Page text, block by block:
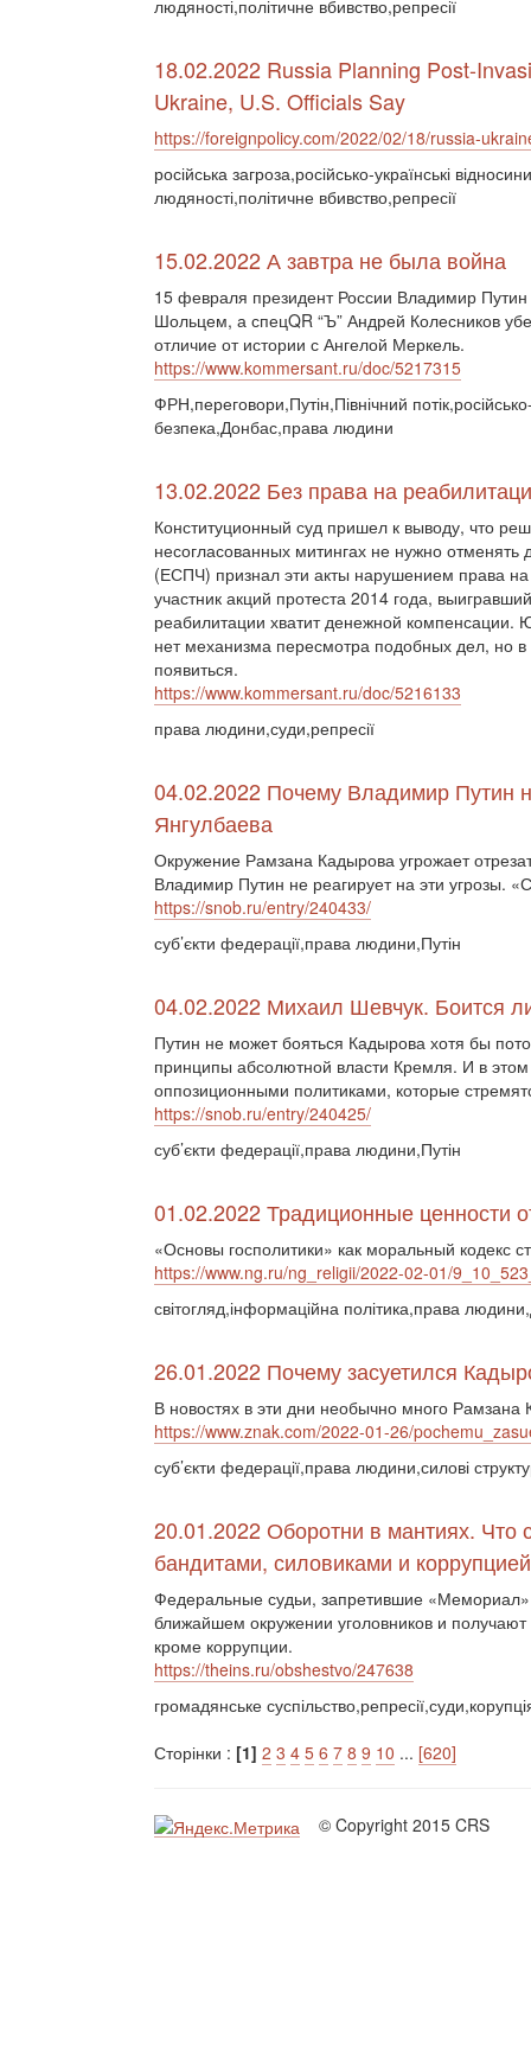
людяності,політичне вбивство,репресії
18.02.2022 Russia Planning Post-
Ukraine, U.S. Officials Say
https://foreignpolicy.com/2022/02/18/russia-
російська загроза,російсько-українські
людяності,політичне вбивство,репресії
15.02.2022 А завтра не была война
15 февраля президент России Владимир
Шольцем, а спецQR “Ъ” Андрей Колесников
отличие от истории с Ангелой Меркель.
https://www.kommersant.ru/doc/5217315
ФРН,переговори,Путін,Північний
безпека,Донбас,права людини
13.02.2022 Без права на
Конституционный суд пришел к выводу, что
несогласованных митингах не нужно
(ЕСПЧ) признал эти акты нарушением права
участник акций протеста 2014 года,
реабилитации хватит денежной компенсации.
нет механизма пересмотра подобных дел, но
появиться.
https://www.kommersant.ru/doc/5216133
права людини,суди,репресії
04.02.2022 Почему Владимир Путин
Янгулбаева
Окружение Рамзана Кадырова угрожает
Владимир Путин не реагирует на эти угрозы.
https://snob.ru/entry/240433/
суб’єкти федерації,права людини,Путін
04.02.2022 Михаил Шевчук. Боится
Путин не может бояться Кадырова хотя бы
принципы абсолютной власти Кремля. И в
оппозиционными политиками, которые
https://snob.ru/entry/240425/
суб’єкти федерації,права людини,Путін
01.02.2022 Традиционные ценности
«Основы госполитики» как моральный кодекс
https://www.ng.ru/ng_religii/2022-02-01/
світогляд,інформаційна політика,права
26.01.2022 Почему засуетился
В новостях в эти дни необычно много Рамзана
https://www.znak.com/2022-01-26/
суб’єкти федерації,права людини,силові
20.01.2022 Оборотни в мантиях. Что
бандитами, силовиками и коррупцией
Федеральные судьи, запретившие
ближайшем окружении уголовников и
кроме коррупции.
https://theins.ru/obshestvo/247638
громадянське
Сторінки : [1] 2 3 4 5 6 7 8 9 10 ... [620]
© Copyright 2015 CRS